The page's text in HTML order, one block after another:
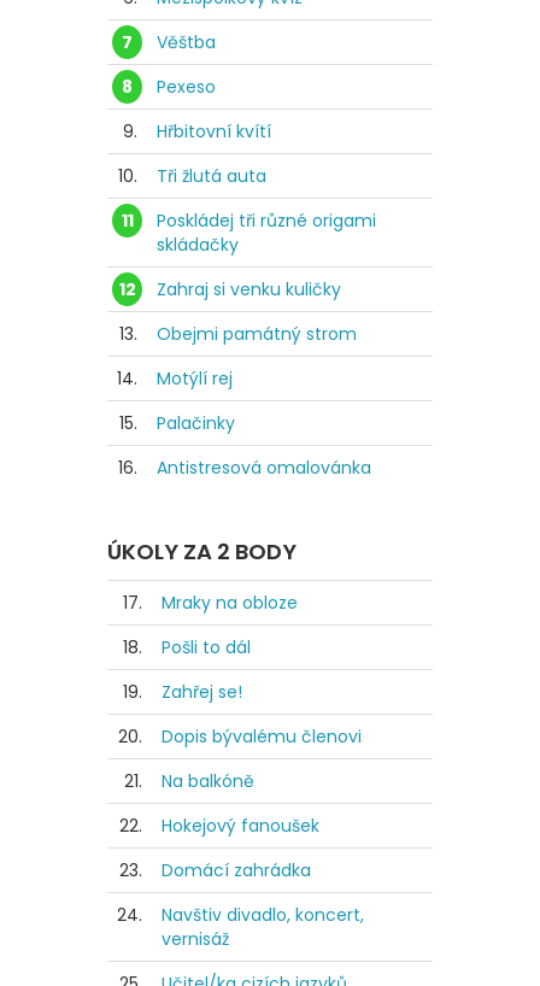
7
Věštba
8
Pexeso
9.
Hřbitovní kvítí
10.
Tři žlutá auta
11
Poskládej tři různé origami
skládačky
12
Zahraj si venku kuličky
13.
Obejmi památný strom
14.
Motýlí rej
15.
Palačinky
16.
Antistresová omalovánka
ÚKOLY ZA 2 BODY
17.
Mraky na obloze
18.
Pošli to dál
19.
Zahřej se!
20.
Dopis bývalému členovi
21.
Na balkóně
22.
Hokejový fanoušek
23.
Domácí zahrádka
24.
Navštiv divadlo, koncert,
vernisáž